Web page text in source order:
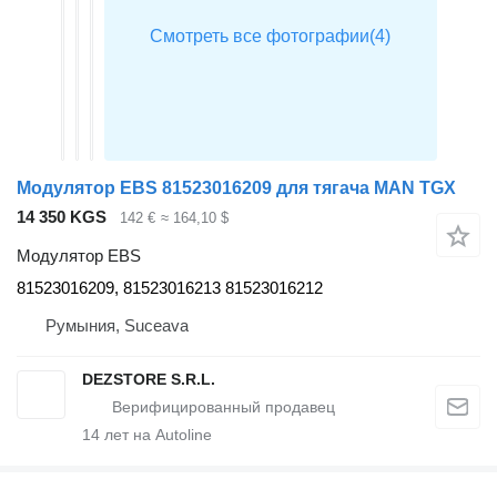
Модулятор EBS 81523016209 для тягача MAN TGX
14 350 KGS
142 € ≈ 164,10 $
Модулятор EBS
81523016209, 81523016213 81523016212
Румыния, Suceava
DEZSTORE S.R.L.
14 лет на Autoline